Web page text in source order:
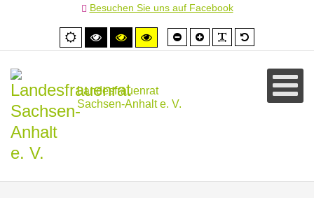
Besuchen Sie uns auf Facebook
Normale
Ansicht
Hoher
Kontrast
Hoher
Kontrast
Hoher
Kontrast
Schrift
kleiner
Schrift
größer
Landesfrauenrat
Sachsen-Anhalt e. V.